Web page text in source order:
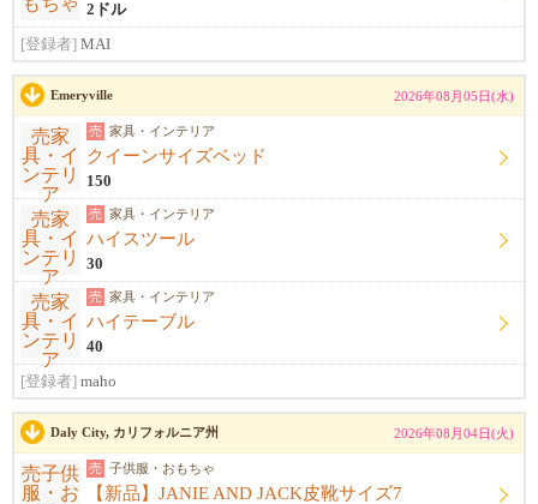
2ドル
[登録者] MAI
Emeryville 2026年08月05日(水)
売 家具・インテリア
クイーンサイズベッド
150
売 家具・インテリア
ハイスツール
30
売 家具・インテリア
ハイテーブル
40
[登録者] maho
Daly City, カリフォルニア州 2026年08月04日(火)
売 子供服・おもちゃ
【新品】JANIE AND JACK皮靴サイズ7